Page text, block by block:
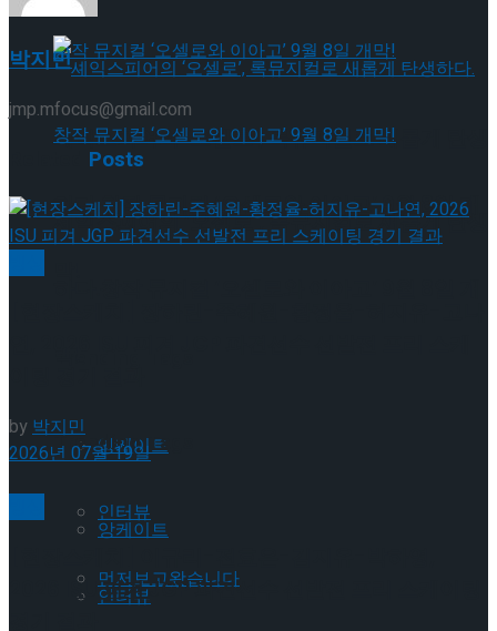
셰익스피어의 ‘오셀로’, 록뮤지컬로 새롭게 탄생
하다.창작 뮤지컬 ‘오셀로와 이아고’ 9월 8일 개
앙케이트
인터뷰
먼저보고왔습니다
셰익스피어의 ‘오셀로’, 록뮤지컬로 새롭게 탄생
Trending Tags
앙케이트
인터뷰
박지민
jmp.mfocus@gmail.com
Posts
by박지민
2026년 07월 19일
2026 ISU 피겨 JGP 파견선수 선발전 프리 스케이팅